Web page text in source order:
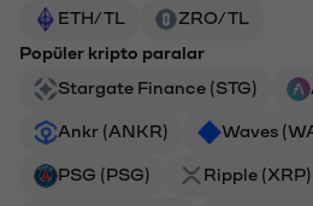
ETH/TL
ZRO/TL
Popüler kripto paralar
Stargate Finance (STG)
Ankr (ANKR) Waves
PSG (PSG) Ripple (XRP)